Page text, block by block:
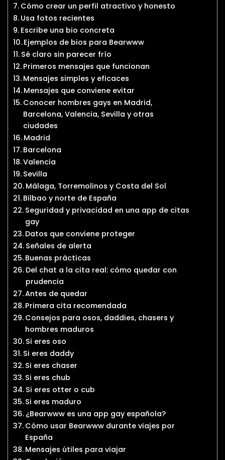
Cómo crear un perfil atractivo y honesto
Usa fotos recientes
Escribe una bio concreta
Ejemplos de bios para Bearwww
Sé claro sin parecer frío
Primeros mensajes que funcionan
Mensajes simples y eficaces
Mensajes que conviene evitar
Conocer hombres gays en Madrid,
Barcelona, Valencia, Sevilla y otras
ciudades
Madrid
Barcelona
Valencia
Sevilla
Málaga, Torremolinos y Costa del Sol
Bilbao y norte de España
Seguridad y privacidad en una app de citas
gay
Datos que conviene proteger
Señales de alerta
Buenas prácticas
Del chat a la cita real: cómo quedar con
prudencia
Antes de quedar
Primera cita recomendada
Consejos para osos, daddies, chasers y
hombres maduros
Si eres oso
Si eres daddy
Si eres chaser
Si eres chub
Si eres otter o cub
Si eres maduro
¿Bearwww es una app gay española?
Cómo usar Bearwww durante viajes por
España
Mensajes útiles para viajar